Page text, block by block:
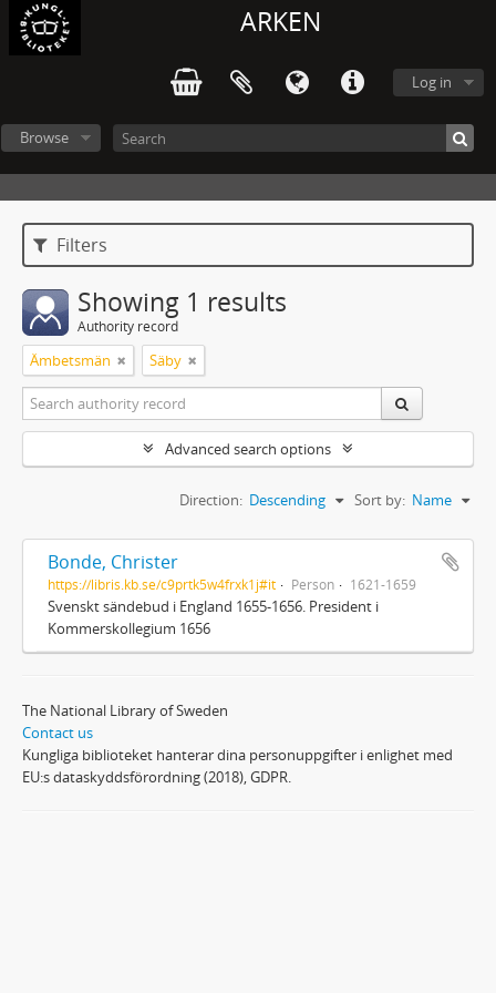
ARKEN
Log in
Browse
Filters
Showing 1 results
Authority record
Ämbetsmän Säby
Advanced search options
Sort by: Name
Direction: Descending
Bonde, Christer
https://libris.kb.se/c9prtk5w4frxk1j#it Person 1621-1659
Svenskt sändebud i England 1655-1656. President i
Kommerskollegium 1656
The National Library of Sweden
Contact us
Kungliga biblioteket hanterar dina personuppgifter i enlighet med
EU:s dataskyddsförordning (2018), GDPR.